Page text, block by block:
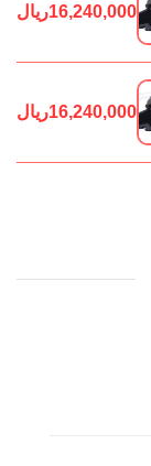
16,240,000ریال
16,240,000ریال